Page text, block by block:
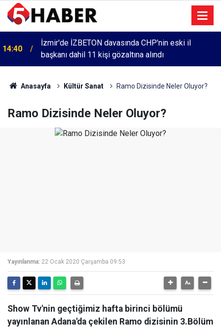
14:40
İzmir'de İZBETON davasında CHP'nin eski il
başkanı dahil 11 kişi gözaltına alındı
Anasayfa Kültür Sanat Ramo Dizisinde Neler Oluyor?
Ramo Dizisinde Neler Oluyor?
Yayınlanma: 22 Ocak 2020 Çarşamba 09:53
Show Tv'nin geçtiğimiz hafta birinci bölümü
yayınlanan Adana'da çekilen Ramo dizisinin 3.Bölüm